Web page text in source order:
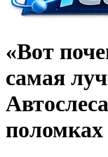
«Вот
самая